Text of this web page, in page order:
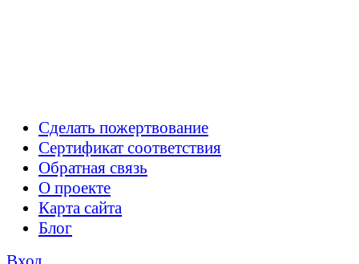
Сделать пожертвование
Сертификат соответствия
Обратная связь
О проекте
Карта сайта
Блог